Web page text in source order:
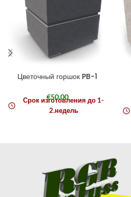
Цветочный горшок PB-1
€50,00
Срок изготовления до 1-
2.недель